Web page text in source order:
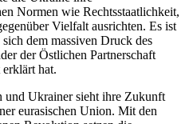
Normen wie Rechtsstaatlichkeit,
Vielfalt ausrichten. Es ist
dem massiven Druck des
der Östlichen Partnerschaft
hat.
Ukrainer sieht ihre Zukunft
eurasischen Union. Mit den